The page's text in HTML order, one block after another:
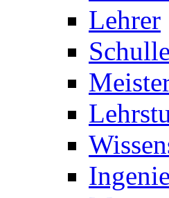
Lehrer